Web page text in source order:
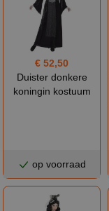
€ 52,50
Duister donkere
koningin kostuum
op voorraad